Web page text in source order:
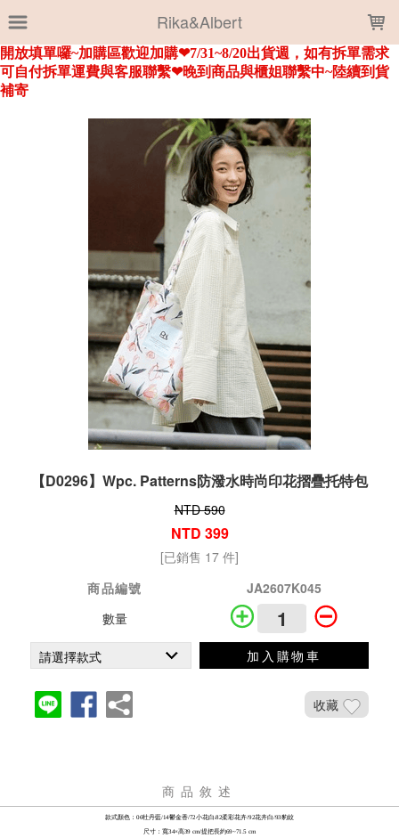
Rika&Albert
【D0296】Wpc. Patterns防潑水時尚印花摺疊托特包
NTD 590
NTD 399
[已銷售 17 件]
商品編號
JA2607K045
數量
加入購物車
收藏
商品敘述